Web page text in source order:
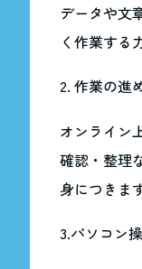
データや文
く作業する
2. 作業の進
オンライン
確認・整理
身につきま
3.パソコン